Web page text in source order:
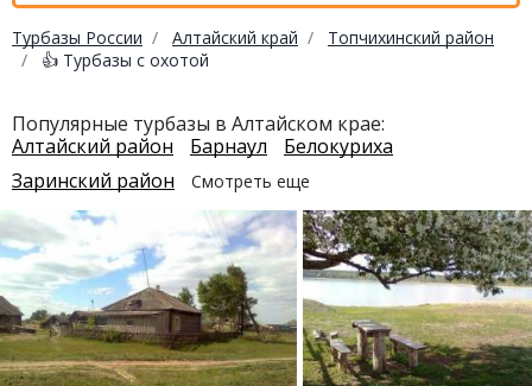
Турбазы России Алтайский край
Топчихинский район
👍 Турбазы с охотой
Популярные турбазы в Алтайском крае:
Алтайский район
Барнаул
Белокуриха
Заринский район
Смотреть еще
Красноборский район